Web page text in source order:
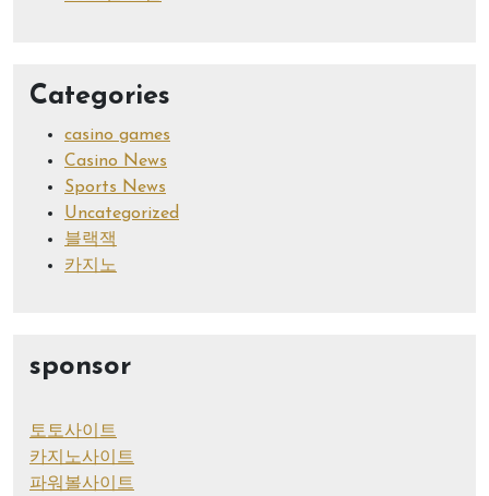
Categories
casino games
Casino News
Sports News
Uncategorized
블랙잭
카지노
sponsor
토토사이트
카지노사이트
파워볼사이트